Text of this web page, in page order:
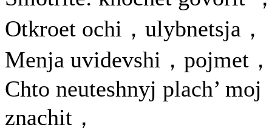
Otkroet ochi，ulybnetsja，
Menja uvidevshi，pojmet，
Chto neuteshnyj plach’ moj
znachit，